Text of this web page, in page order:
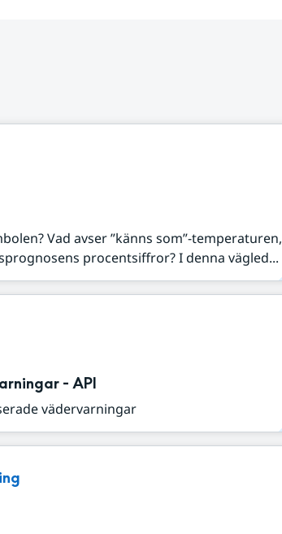
Vad avser ”känns som”-temperaturen,
procentsiffror? I denna vägled...
- API
vädervarningar